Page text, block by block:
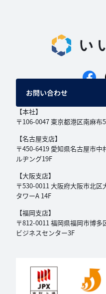
【本社】
〒106-0047 東京都港区南麻布
【名古屋支店】
〒450-6419 愛知県名古屋市中
ルヂング19F
【大阪支店】
〒530-0011 大阪府大阪市北区
タワーA 14F
【福岡支店】
〒812-0011 福岡県福岡市博多
ビジネスセンター3F
お問い合わせ